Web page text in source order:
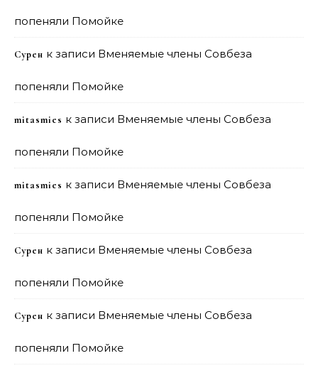
попеняли Помойке
Сурен к записи Вменяемые члены Совбеза
попеняли Помойке
mitasmies к записи Вменяемые члены Совбеза
попеняли Помойке
mitasmies к записи Вменяемые члены Совбеза
попеняли Помойке
Сурен к записи Вменяемые члены Совбеза
попеняли Помойке
Сурен к записи Вменяемые члены Совбеза
попеняли Помойке